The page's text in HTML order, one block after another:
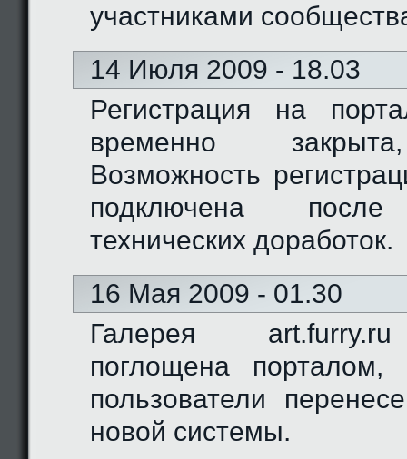
участниками
14 Июля 2009 - 18.03
Регистрация на
временно
Возможность
подключена после
технических доработок.
16 Мая 2009 - 01.30
Галерея
поглощена
пользователи
новой системы.